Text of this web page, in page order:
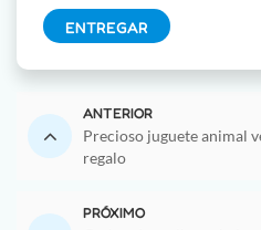
ENTREGAR
ANTERIOR
Precioso juguete animal
regalo
PRÓXIMO